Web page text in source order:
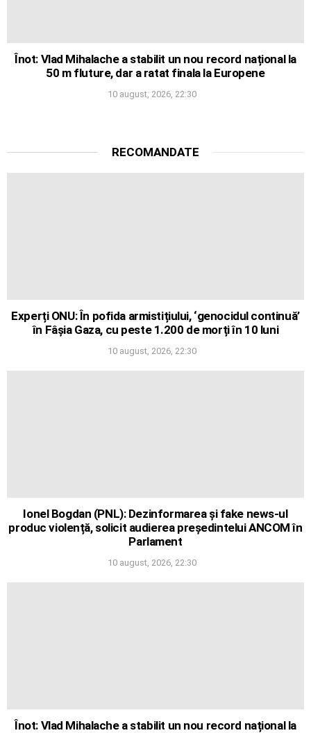
Înot: Vlad Mihalache a stabilit un nou record național la
50 m fluture, dar a ratat finala la Europene
10 august, 2026, 22:30
RECOMANDATE
Experți ONU: În pofida armistițiului, ‘genocidul continuă’
în Fâșia Gaza, cu peste 1.200 de morți în 10 luni
10 august, 2026, 22:30
Ionel Bogdan (PNL): Dezinformarea și fake news-ul
produc violență, solicit audierea președintelui ANCOM în
Parlament
10 august, 2026, 22:30
Înot: Vlad Mihalache a stabilit un nou record național la